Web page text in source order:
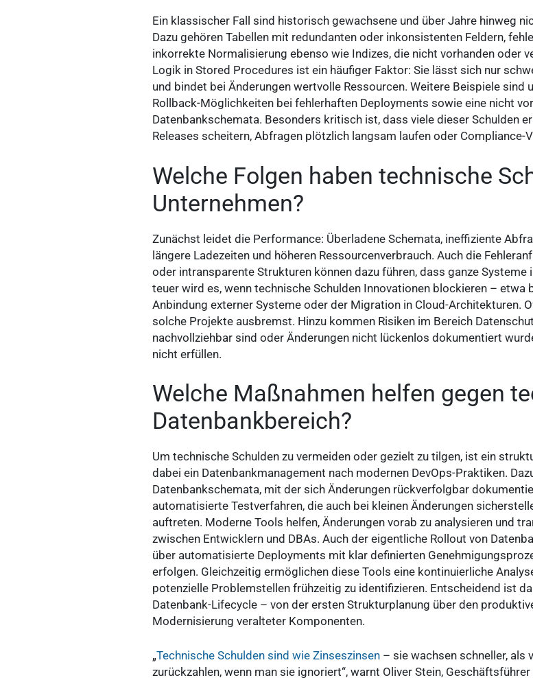
Ein klassischer Fall sind historisch gewachsene und über Jahre hinweg
Dazu gehören Tabellen mit redundanten oder inkonsistenten Feldern,
inkorrekte Normalisierung ebenso wie Indizes, die nicht vorhanden oder
Logik in Stored Procedures ist ein häufiger Faktor: Sie lässt sich nur
und bindet bei Änderungen wertvolle Ressourcen. Weitere Beispiele
Rollback-Möglichkeiten bei fehlerhaften Deployments sowie eine nicht
Datenbankschemata. Besonders kritisch ist, dass viele dieser Schulden
Releases scheitern, Abfragen plötzlich langsam laufen oder Compliance-
Welche Folgen haben technische
Unternehmen?
Zunächst leidet die Performance: Überladene Schemata, ineffiziente
längere Ladezeiten und höheren Ressourcenverbrauch. Auch die
oder intransparente Strukturen können dazu führen, dass ganze
teuer wird es, wenn technische Schulden Innovationen blockieren – etwa
Anbindung externer Systeme oder der Migration in Cloud-Architekturen.
solche Projekte ausbremst. Hinzu kommen Risiken im Bereich
nachvollziehbar sind oder Änderungen nicht lückenlos dokumentiert
nicht erfüllen.
Welche Maßnahmen helfen gegen
Datenbankbereich?
Um technische Schulden zu vermeiden oder gezielt zu tilgen, ist ein
dabei ein Datenbankmanagement nach modernen DevOps-Praktiken.
Datenbankschemata, mit der sich Änderungen rückverfolgbar
automatisierte Testverfahren, die auch bei kleinen Änderungen
auftreten. Moderne Tools helfen, Änderungen vorab zu analysieren und
zwischen Entwicklern und DBAs. Auch der eigentliche Rollout von
über automatisierte Deployments mit klar definierten
erfolgen. Gleichzeitig ermöglichen diese Tools eine kontinuierliche
potenzielle Problemstellen frühzeitig zu identifizieren. Entscheidend ist
Datenbank-Lifecycle – von der ersten Strukturplanung über den
Modernisierung veralteter Komponenten.
„Technische Schulden sind wie Zinseszinsen – sie wachsen schneller, als
zurückzahlen, wenn man sie ignoriert“, warnt Oliver Stein,